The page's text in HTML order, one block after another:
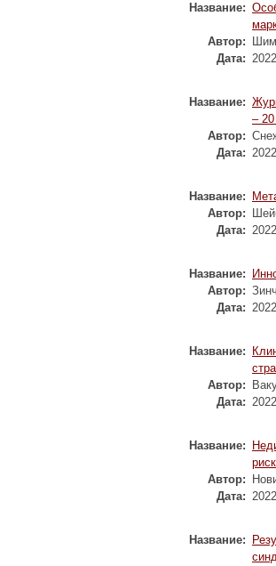
Название:
Автор:
Дата: 2022
Название:
–
Автор:
Дата: 2022
Название:
Автор:
Дата: 2022
Название:
Автор:
Дата: 2022
Название:
Автор:
Дата: 2022
Название:
Автор:
Дата: 2022
Название: